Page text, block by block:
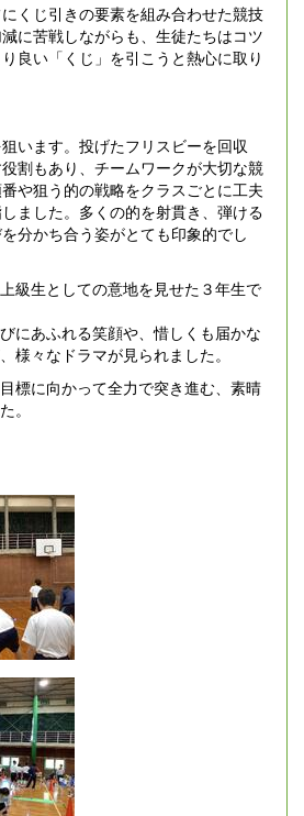
くじ引きの要素を組み合わせた競技
に苦戦しながらも、生徒たちはコツ
良い「くじ」を引こうと熱心に取り
います。投げたフリスビーを回収
割もあり、チームワークが大切な競
や狙う的の戦略をクラスごとに工夫
ました。多くの的を射貫き、弾ける
分かち合う姿がとても印象的でし
級生としての意地を見せた３年生で
にあふれる笑顔や、惜しくも届かな
様々なドラマが見られました。
標に向かって全力で突き進む、素晴
。